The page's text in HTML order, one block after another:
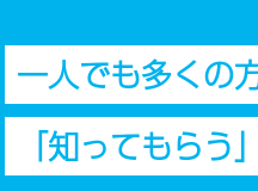
一人でも多くの
「知ってもらう